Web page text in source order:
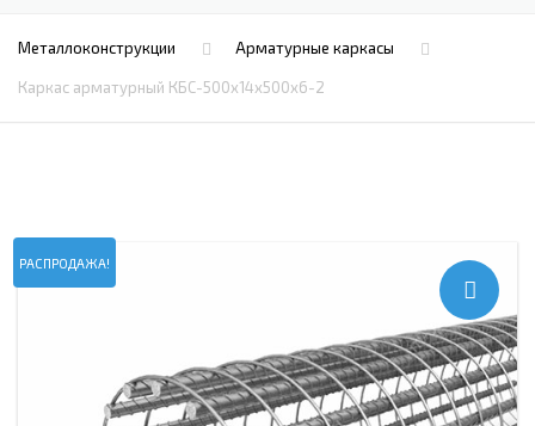
Металлоконструкции Арматурные каркасы
Каркас арматурный КБС-500х14х500х6-2
РАСПРОДАЖА!